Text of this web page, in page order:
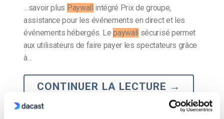
…savoir plus Paywall intégré Prix de groupe,
assistance pour les événements en direct et les
événements hébergés. Lepaywall sécurisé permet
aux utilisateurs de faire payer les spectateurs grâce
à…
CONTINUER LA LECTURE →